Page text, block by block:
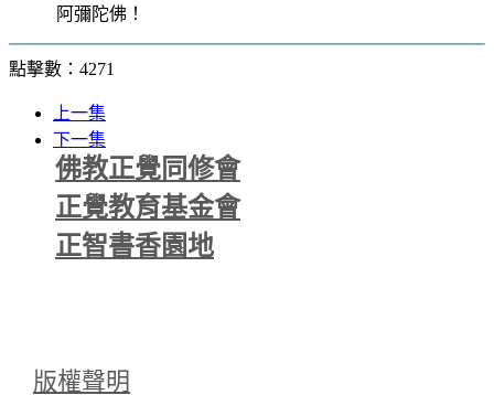
阿彌陀佛！
點擊數：4271
上一集
下一集
佛教正覺同修會
正覺教育基金會
正智書香園地
版權聲明